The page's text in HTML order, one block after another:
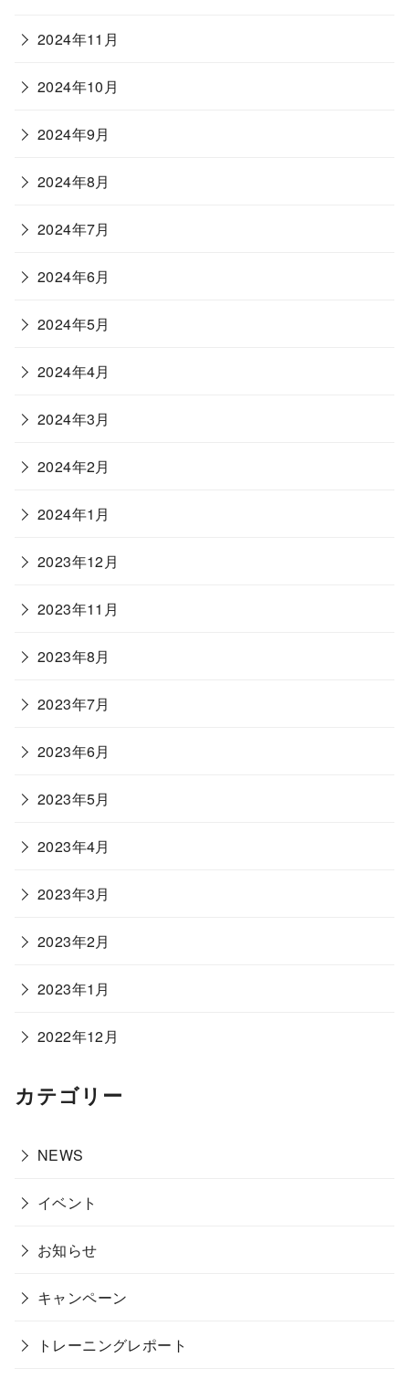
2024年11月
2024年10月
2024年9月
2024年8月
2024年7月
2024年6月
2024年5月
2024年4月
2024年3月
2024年2月
2024年1月
2023年12月
2023年11月
2023年8月
2023年7月
2023年6月
2023年5月
2023年4月
2023年3月
2023年2月
2023年1月
2022年12月
カテゴリー
NEWS
イベント
お知らせ
キャンペーン
トレーニングレポート